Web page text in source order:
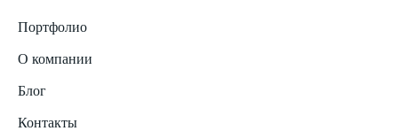
Портфолио
О компании
Блог
Контакты